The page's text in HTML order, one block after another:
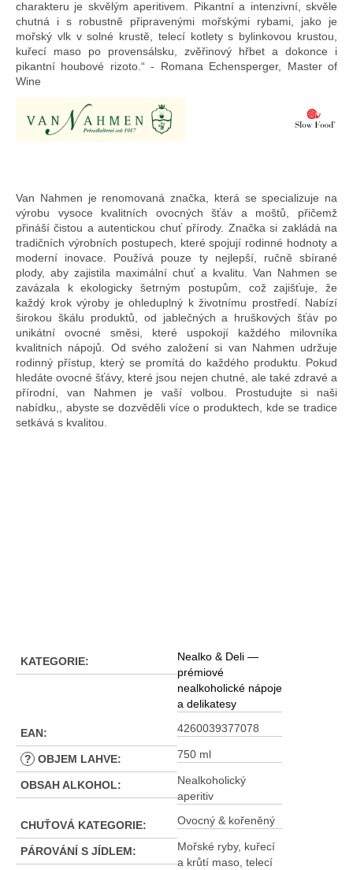
charakteru je skvělým aperitivem. Pikantní a intenzivní, skvěle
chutná i s robustně připravenými mořskými rybami, jako je
mořský vlk v solné krustě, telecí kotlety s bylinkovou krustou,
kuřecí maso po provensálsku, zvěřinový hřbet a dokonce i
pikantní houbové rizoto.“ - Romana Echensperger, Master of
Wine
Van Nahmen je renomovaná značka, která se specializuje na
výrobu vysoce kvalitních ovocných šťáv a moštů, přičemž
přináší čistou a autentickou chuť přírody. Značka si zakládá na
tradičních výrobních postupech, které spojují rodinné hodnoty a
moderní inovace. Používá pouze ty nejlepší, ručně sbírané
plody, aby zajistila maximální chuť a kvalitu. Van Nahmen se
zavázala k ekologicky šetrným postupům, což zajišťuje, že
každý krok výroby je ohleduplný k životnímu prostředí. Nabízí
širokou škálu produktů, od jablečných a hruškových šťáv po
unikátní ovocné směsi, které uspokojí každého milovníka
kvalitních nápojů. Od svého založení si van Nahmen udržuje
rodinný přístup, který se promítá do každého produktu. Pokud
hledáte ovocné šťávy, které jsou nejen chutné, ale také zdravé a
přírodní, van Nahmen je vaší volbou. Prostudujte si naši
nabídku,, abyste se dozvěděli více o produktech, kde se tradice
setkává s kvalitou.
KATEGORIE:
Nealko & Deli —
prémiové
nealkoholické nápoje
a delikatesy
EAN: 4260039377078
? OBJEM LAHVE: 750 ml
OBSAH ALKOHOL:
Nealkoholický
aperitiv
CHUŤOVÁ KATEGORIE: Ovocný & kořeněný
PÁROVÁNÍ S JÍDLEM:
Mořské ryby, kuřecí
a krůtí maso, telecí